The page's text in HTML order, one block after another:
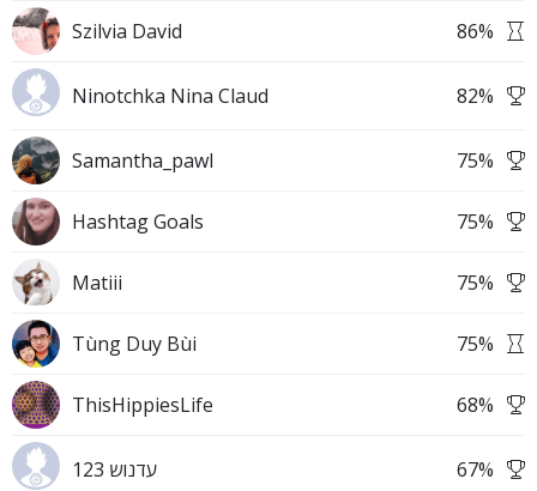
Szilvia David 86%
Ninotchka Nina Claud 82%
Samantha_pawl 75%
Hashtag Goals 75%
Matiii 75%
Tùng Duy Bùi 75%
ThisHippiesLife 68%
עדנוש 123 67%